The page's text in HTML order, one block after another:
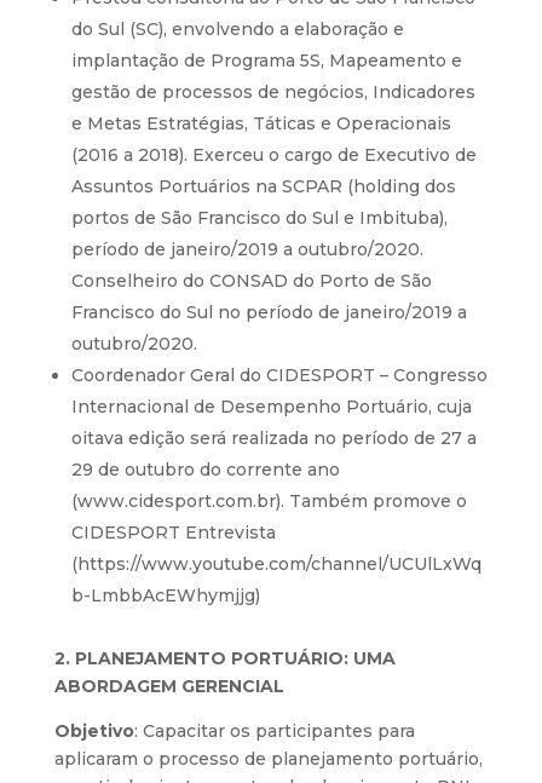
do Sul (SC), envolvendo a elaboração e
implantação de Programa 5S, Mapeamento e
gestão de processos de negócios, Indicadores
e Metas Estratégias, Táticas e Operacionais
(2016 a 2018). Exerceu o cargo de Executivo de
Assuntos Portuários na SCPAR (holding dos
portos de São Francisco do Sul e Imbituba),
período de janeiro/2019 a outubro/2020.
Conselheiro do CONSAD do Porto de São
Francisco do Sul no período de janeiro/2019 a
outubro/2020.
Coordenador Geral do CIDESPORT – Congresso
Internacional de Desempenho Portuário, cuja
oitava edição será realizada no período de 27 a
29 de outubro do corrente ano
(www.cidesport.com.br). Também promove o
CIDESPORT Entrevista
(https://www.youtube.com/channel/UCUlLxWq
b-LmbbAcEWhymjjg)
2. PLANEJAMENTO PORTUÁRIO: UMA
ABORDAGEM GERENCIAL
Objetivo: Capacitar os participantes para
aplicaram o processo de planejamento portuário,